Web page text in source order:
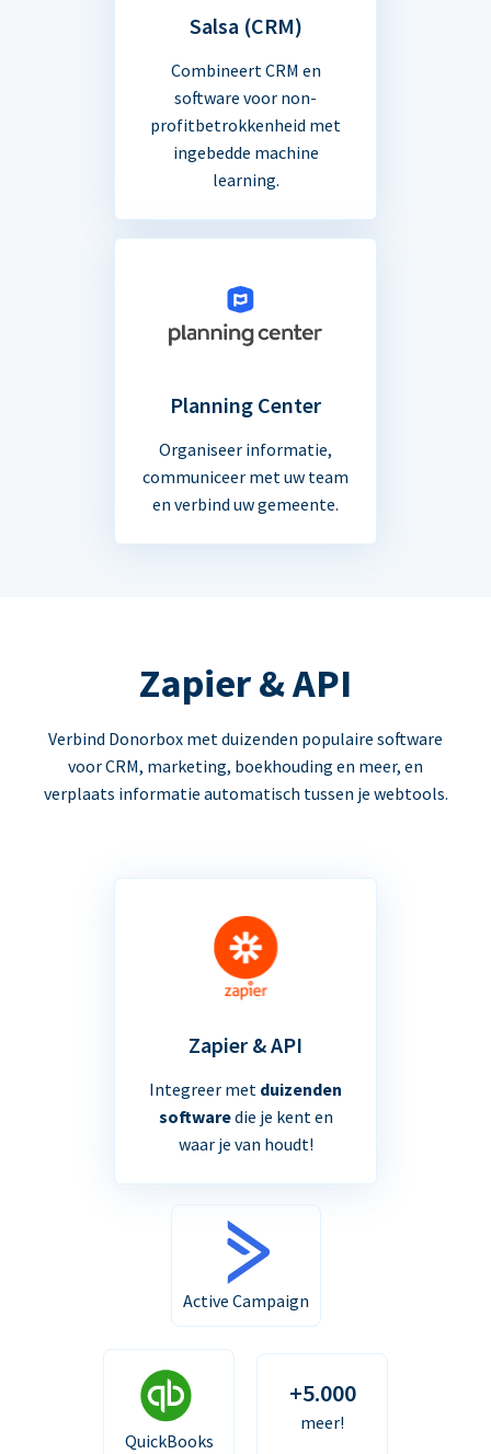
Salsa (CRM)
Combineert CRM en
software voor non-
profitbetrokkenheid met
ingebedde machine
learning.
Planning Center
Organiseer informatie,
communiceer met uw team
en verbind uw gemeente.
Zapier & API
Verbind Donorbox met duizenden populaire software
voor CRM, marketing, boekhouding en meer, en
verplaats informatie automatisch tussen je webtools.
Zapier & API
Integreer met duizenden
softwaredie je kent en
waar je van houdt!
Active Campaign
QuickBooks
+5.000
meer!